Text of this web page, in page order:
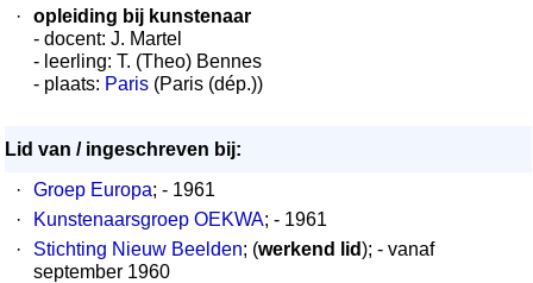
·
opleiding bij kunstenaar
- docent: J. Martel
- leerling: T. (Theo) Bennes
- plaats: Paris (Paris (dép.))
Lid van / ingeschreven bij:
·
Groep Europa; - 1961
·
Kunstenaarsgroep OEKWA; - 1961
·
Stichting Nieuw Beelden; (werkend lid); - vanaf
september 1960